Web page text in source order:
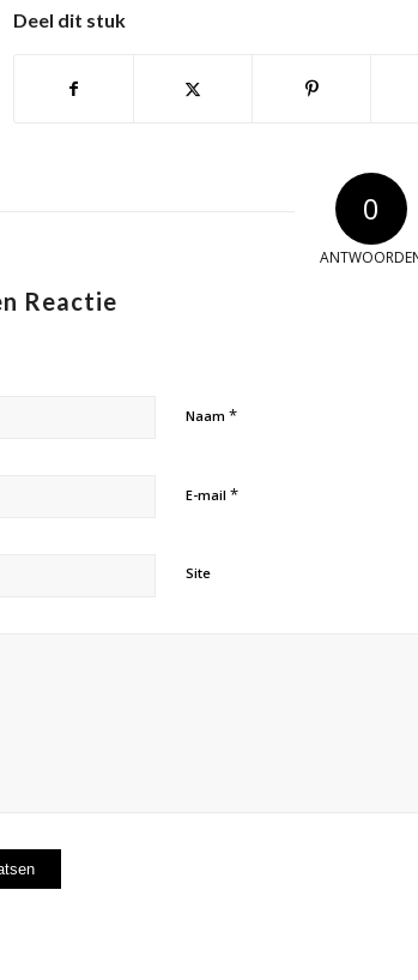
Deel dit stuk
0
Reactie
Naam *
E-mail *
Site